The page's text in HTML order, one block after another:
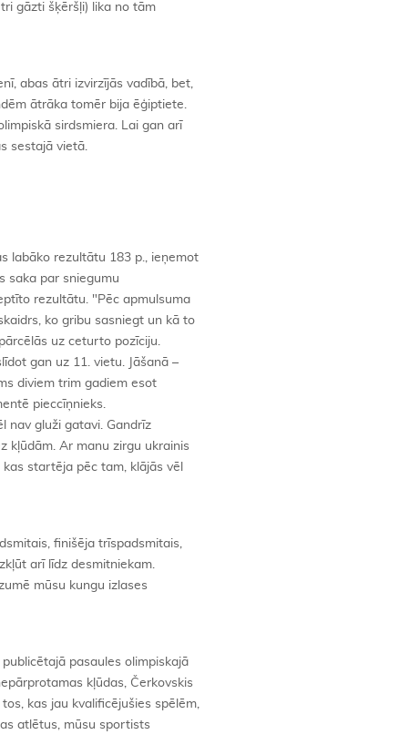
gāzti šķēršļi) lika no tām
abas ātri izvirzījās vadībā, bet,
ātrāka tomēr bija ēģiptiete.
sirdsmiera. Lai gan arī
sestajā vietā.
labāko rezultātu 183 p., ieņemot
saka par sniegumu
rezultātu. "Pēc apmulsuma
ko gribu sasniegt un kā to
uz ceturto pozīciju.
gan uz 11. vietu. Jāšanā –
diviem trim gadiem esot
pieccīņnieks.
nav gluži gatavi. Gandrīz
kļūdām. Ar manu zirgu ukrainis
startēja pēc tam, klājās vēl
finišēja trīspadsmitais,
arī līdz desmitniekam.
mūsu kungu izlases
pasaules olimpiskajā
kļūdas, Čerkovskis
kas jau kvalificējušies spēlēm,
atlētus, mūsu sportists